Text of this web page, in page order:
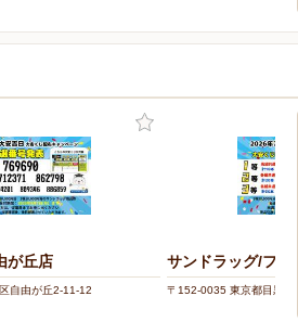
が丘店
自由が丘2-11-12
サンドラッグ/フレ
〒152-0035 東京都目黒区